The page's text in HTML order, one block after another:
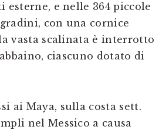
e nelle 364 piccole
con una cornice
vasta scalinata è interrotto
ciascuno dotato di
ai Maya, sulla costa sett.
nel Messico a causa